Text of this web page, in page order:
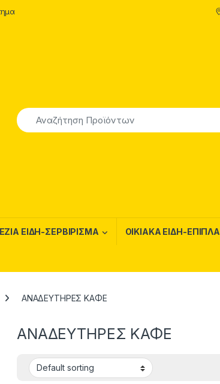
ΕΙΔΗ-ΣΕΡΒΙΡΙΣΜΑ ΟΙΚΙΑΚΑ ΕΙΔΗ-ΕΠΙΠΛΑ
ΑΝΑΔΕΥΤΗΡΕΣ ΚΑΦΕ
ΑΝΑΔΕΥΤΗΡΕΣ ΚΑΦΕ